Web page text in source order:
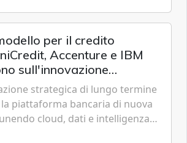
per il credito
Accenture e IBM
sull'innovazione
strategica di lungo termine
piattaforma bancaria di nuova
cloud, dati e intelligenza